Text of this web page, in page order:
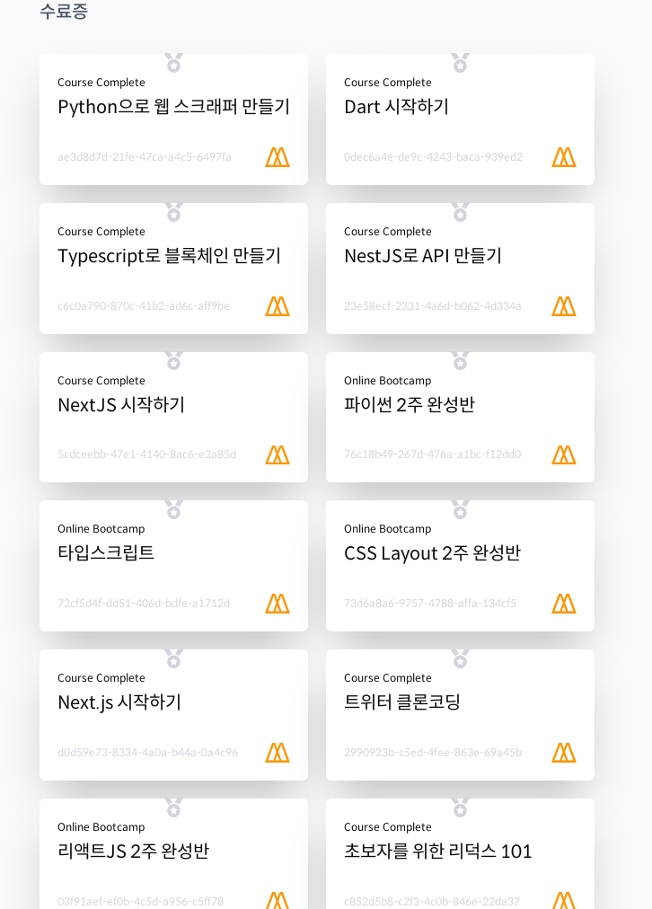
수료증
Course Complete
Python으로 웹 스크래퍼 만들기
ae3d8d7d-21fe-47ca-a4c5-6497fa
Course Complete
Dart 시작하기
0dec6a4e-de9c-4243-baca-939ed2
Course Complete
Typescript로 블록체인 만들기
c6c0a790-870c-41b2-ad6c-aff9be
Course Complete
NestJS로 API 만들기
23e58ecf-2331-4a6d-b062-4d334a
Course Complete
NextJS 시작하기
5cdceebb-47e1-4140-8ac6-e3a85d
Online Bootcamp
파이썬 2주 완성반
76c18b49-267d-476a-a1bc-f12dd0
Online Bootcamp
타입스크립트
72cf5d4f-dd51-406d-bdfe-a1712d
Online Bootcamp
CSS Layout 2주 완성반
73d6a8a6-9757-4788-affa-134cf5
Course Complete
Next.js 시작하기
d0d59e73-8334-4a0a-b44a-0a4c96
Course Complete
트위터 클론코딩
2990923b-c5ed-4fee-863e-69a45b
Online Bootcamp
리액트JS 2주 완성반
03f91aef-ef0b-4c5d-a956-c5ff78
Course Complete
초보자를 위한 리덕스 101
c852d5b8-c2f3-4c0b-846e-22da37